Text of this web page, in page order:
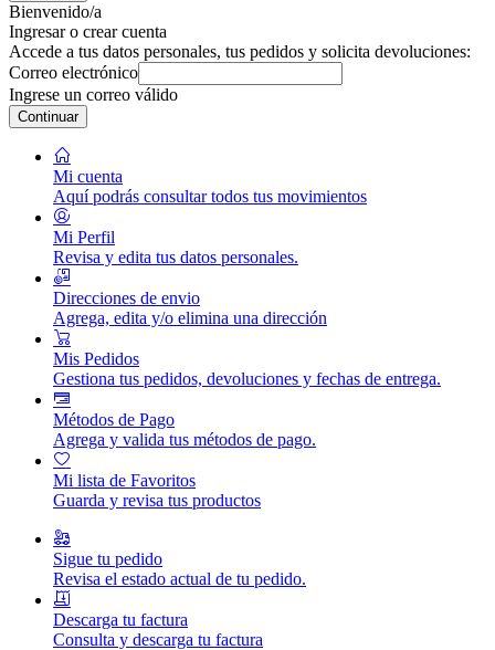
Bienvenido/a
Ingresar o crear cuenta
Accede a tus datos personales, tus pedidos y solicita devoluciones:
Correo electrónico
Ingrese un correo válido
Continuar
Mi cuenta
Aquí podrás consultar todos tus movimientos
Mi Perfil
Revisa y edita tus datos personales.
Direcciones de envio
Agrega, edita y/o elimina una dirección
Mis Pedidos
Gestiona tus pedidos, devoluciones y fechas de entrega.
Métodos de Pago
Agrega y valida tus métodos de pago.
Mi lista de Favoritos
Guarda y revisa tus productos
Sigue tu pedido
Revisa el estado actual de tu pedido.
Descarga tu factura
Consulta y descarga tu factura